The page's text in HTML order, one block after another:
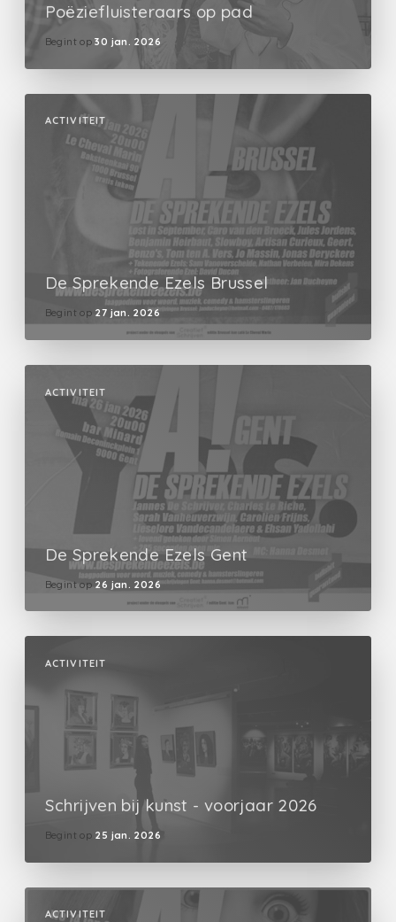
Poëziefluisteraars op pad
Begint op 30 jan. 2026
ACTIVITEIT
De Sprekende Ezels Brussel
Begint op 27 jan. 2026
ACTIVITEIT
De Sprekende Ezels Gent
Begint op 26 jan. 2026
ACTIVITEIT
Schrijven bij kunst - voorjaar 2026
Begint op 25 jan. 2026
ACTIVITEIT